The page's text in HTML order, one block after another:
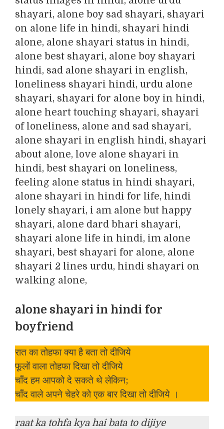
alone shayari in hindi for
boyfriend
रात का तोहफा क्या है बता तो दीजिये
फूलों वाला तोहफा दिखा तो दीजिये
चाँद हम आपको दे सकते थे लेकिन;
चाँद वाले अपने चेहरे को एक बार दिखा तो दीजिये ।
raat ka tohfa kya hai bata to dijiye